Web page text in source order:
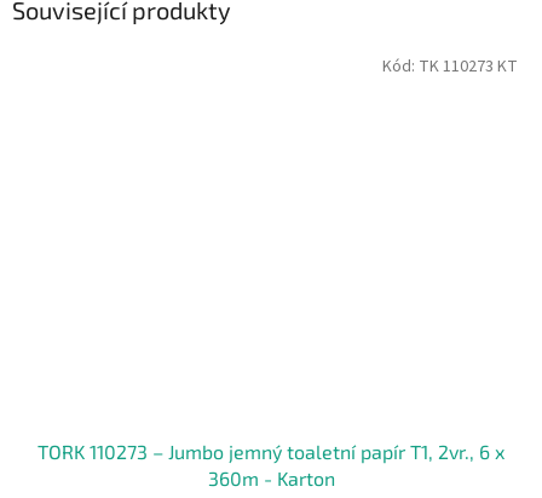
Související produkty
TORK 110273 – Jumbo jemný toaletní papír T1, 2vr., 6 x
360m - Karton
Kód: TK 110273 KT